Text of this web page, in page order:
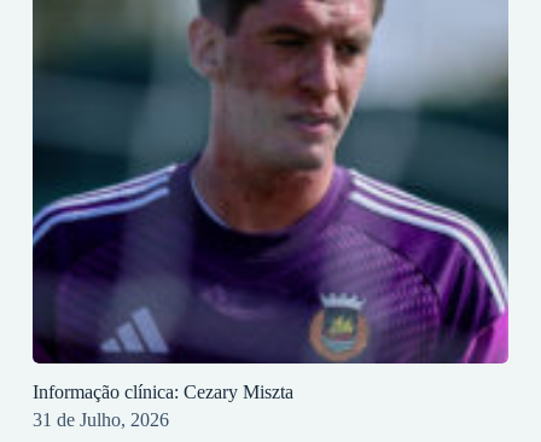
Informação clínica: Cezary Miszta
31 de Julho, 2026